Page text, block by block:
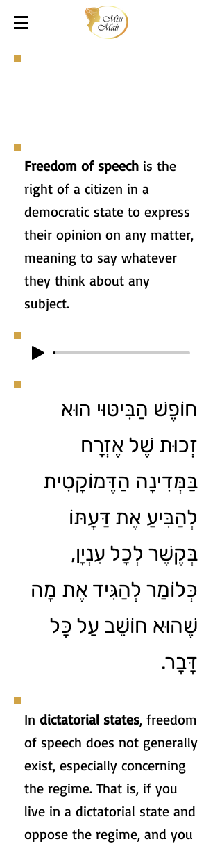
Freedom of speech is the
right of a citizen in a
democratic state to express
their opinion on any matter,
meaning to say whatever
they think about any
subject.
חוֹפֶשׁ הַבִּיטּוּי הוּא
זְכוּת שֶׁל אֶזְרָח
בַּמְּדִינָה הַדֶּמוֹקָטִית
לְהַבִּיעַ אֶת דַּעֲתּוֹ
בְּקֶשֶׁר לְכָל עִנְיָן,
כְּלוֹמַר לְהַגִּיד אֶת מָה
שֶׁהוּא חוֹשֵׁב עַל כָּל
דָּבָר.
In dictatorial states, freedom
of speech does not generally
exist, especially concerning
the regime. That is, if you
live in a dictatorial state and
oppose the regime, and you